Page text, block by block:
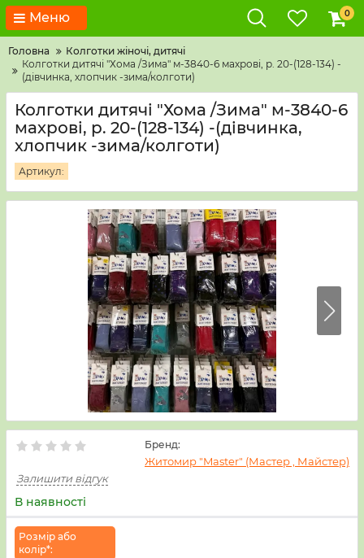
Меню 0
Головна
Колготки жіночі, дитячі
Колготки дитячі "Хома /Зима" м-3840-6 махрові, р. 20-(128-134) -
(дівчинка, хлопчик -зима/колготи)
Колготки дитячі "Хома /Зима" м-3840-6
махрові, р. 20-(128-134) -(дівчинка,
хлопчик -зима/колготи)
Артикул:
Бренд:
Житомир "Master" (Мастер , Майстер)
Залишити відгук
В наявності
Розмiр або
колiр*: